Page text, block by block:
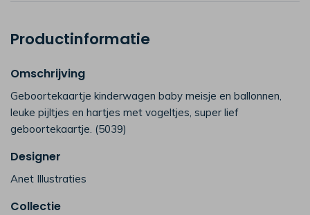
Productinformatie
Omschrijving
Geboortekaartje kinderwagen baby meisje en ballonnen,
leuke pijltjes en hartjes met vogeltjes, super lief
geboortekaartje. (5039)
Designer
Anet Illustraties
Collectie